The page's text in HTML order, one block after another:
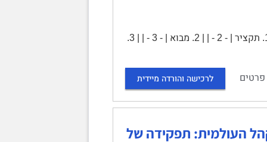
עמדות ההורים כלפיי הנטייה החד-מינית של ילדיהם | | תוכן עניינים | | | 1. תקציר | - 2 - | | 2. מבוא | - 3 - | | 3.
פרטים לרכישה והורדה מיידית
העולמית: תפקידה של